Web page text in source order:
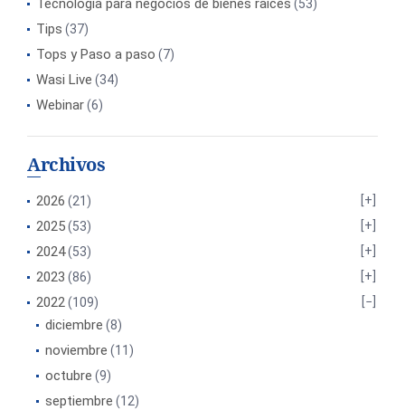
Tecnología para negocios de bienes raíces (53)
Tips (37)
Tops y Paso a paso (7)
Wasi Live (34)
Webinar(6)
Archivos
2026 (21)
2025(53)
2024(53)
2023 (86)
2022(109)
diciembre (8)
noviembre (11)
octubre (9)
septiembre (12)